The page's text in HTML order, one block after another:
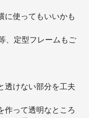
に使ってもいいかも
、定型フレームもご
透けない部分を工夫
作って透明なところ